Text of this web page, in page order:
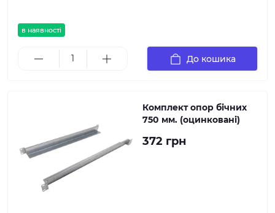
в наявності
До кошика
Комплект опор бічних
750 мм. (оцинковані)
372 грн